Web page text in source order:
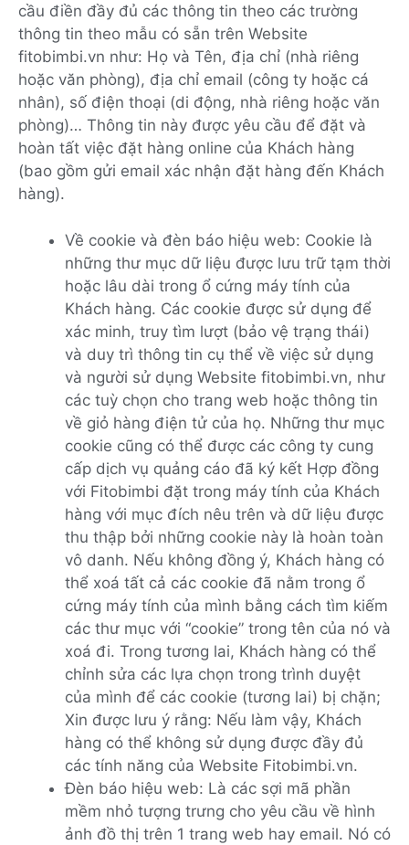
cầu điền đầy đủ các thông tin theo các trường
thông tin theo mẫu có sẵn trên Website
fitobimbi.vn như: Họ và Tên, địa chỉ (nhà riêng
hoặc văn phòng), địa chỉ email (công ty hoặc cá
nhân), số điện thoại (di động, nhà riêng hoặc văn
phòng)… Thông tin này được yêu cầu để đặt và
hoàn tất việc đặt hàng online của Khách hàng
(bao gồm gửi email xác nhận đặt hàng đến Khách
hàng).
Về cookie và đèn báo hiệu web: Cookie là
những thư mục dữ liệu được lưu trữ tạm thời
hoặc lâu dài trong ổ cứng máy tính của
Khách hàng. Các cookie được sử dụng để
xác minh, truy tìm lượt (bảo vệ trạng thái)
và duy trì thông tin cụ thể về việc sử dụng
và người sử dụng Website fitobimbi.vn, như
các tuỳ chọn cho trang web hoặc thông tin
về giỏ hàng điện tử của họ. Những thư mục
cookie cũng có thể được các công ty cung
cấp dịch vụ quảng cáo đã ký kết Hợp đồng
với Fitobimbi đặt trong máy tính của Khách
hàng với mục đích nêu trên và dữ liệu được
thu thập bởi những cookie này là hoàn toàn
vô danh. Nếu không đồng ý, Khách hàng có
thể xoá tất cả các cookie đã nằm trong ổ
cứng máy tính của mình bằng cách tìm kiếm
các thư mục với “cookie” trong tên của nó và
xoá đi. Trong tương lai, Khách hàng có thể
chỉnh sửa các lựa chọn trong trình duyệt
của mình để các cookie (tương lai) bị chặn;
Xin được lưu ý rằng: Nếu làm vậy, Khách
hàng có thể không sử dụng được đầy đủ
các tính năng của Website Fitobimbi.vn.
Đèn báo hiệu web: Là các sợi mã phần
mềm nhỏ tượng trưng cho yêu cầu về hình
ảnh đồ thị trên 1 trang web hay email. Nó có